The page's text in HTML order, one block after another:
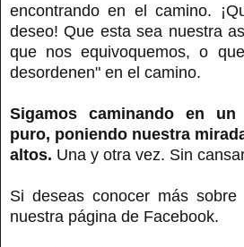
encontrando en el camino.
deseo! Que esta sea nuestra
que nos equivoquemos, o
desordenen" en el camino.
Sigamos caminando en
puro, poniendo nuestra
altos. Una y otra vez. Sin
Si deseas conocer más
nuestra página de Facebook.